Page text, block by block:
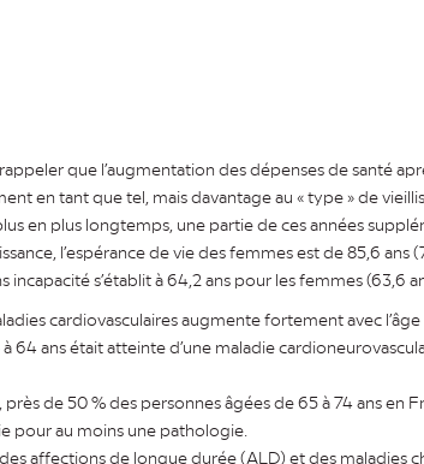
que l’augmentation des dépenses de santé
en tant que tel, mais davantage au « type » de
en plus longtemps, une partie de ces années
l’espérance de vie des femmes est de 85,6 ans
incapacité s’établit à 64,2 ans pour les femmes (63,6
cardiovasculaires augmente fortement avec
64 ans était atteinte d’une maladie
de 50 % des personnes âgées de 65 à 74 ans en
pour au moins une pathologie.
affections de longue durée (ALD) et des maladies